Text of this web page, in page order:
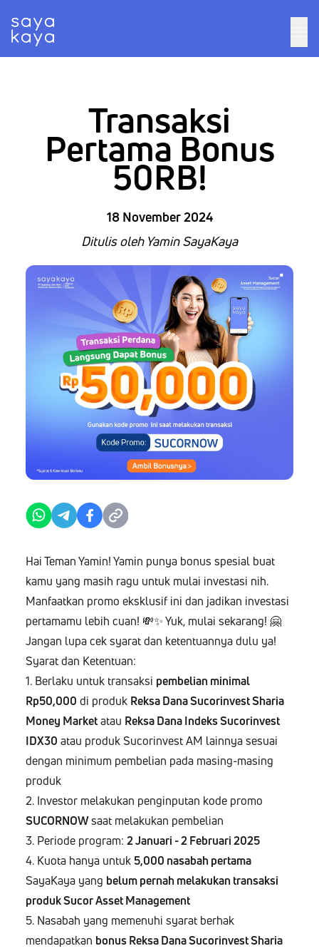
Transaksi
Pertama Bonus
50RB!
18 November 2024
Ditulis oleh Yamin SayaKaya
Hai Teman Yamin! Yamin punya bonus spesial buat
kamu yang masih ragu untuk mulai investasi nih.
Manfaatkan promo eksklusif ini dan jadikan investasi
pertamamu lebih cuan! 💸✨ Yuk, mulai sekarang! 🤗
Jangan lupa cek syarat dan ketentuannya dulu ya!
Syarat dan Ketentuan:
1. Berlaku untuk transaksi pembelian minimal
Rp50,000 di produk Reksa Dana Sucorinvest Sharia
Money Marketatau Reksa Dana Indeks Sucorinvest
IDX30 atau produk Sucorinvest AM lainnya sesuai
dengan minimum pembelian pada masing-masing
produk
2. Investor melakukan penginputan kode promo
SUCORNOWsaat melakukan pembelian
3. Periode program: 2 Januari - 2 Februari 2025
4. Kuota hanya untuk 5,000 nasabah pertama
SayaKaya yang belum pernah melakukan transaksi
produk Sucor Asset Management
5. Nasabah yang memenuhi syarat berhak
mendapatkan bonus Reksa Dana Sucorinvest Sharia